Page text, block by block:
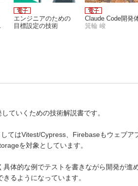
エンジニアのための
目標設定の技術
Claude Code開発
箕輪 峻
ていくための技術解説書です。
てはVitest/Cypress、Firebaseもウェブア
を対象としています。
体的な例でテストを書きながら開発が進
るようになっています。